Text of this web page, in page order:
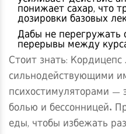
понижает сахар, что
дозировки базовых
Дабы не перегружать
перерывы между
Стоит знать:
сильнодействующими
психостимуляторами —
болью и бессонницей.
еды, чтобы избежать